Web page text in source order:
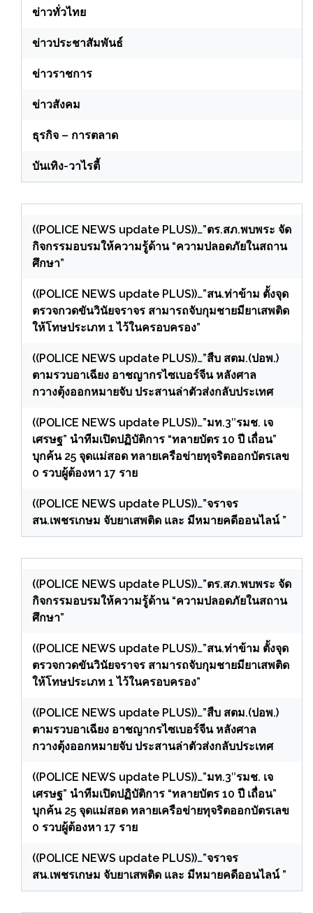
ข่าวทั่วไทย
ข่าวประชาสัมพันธ์
ข่าวราชการ
ข่าวสังคม
ธุรกิจ – การตลาด
บันเทิง-วาไรตี้
((POLICE NEWS update PLUS))…”ตร.สภ.พบพระ จัด
กิจกรรมอบรมให้ความรู้ด้าน “ความปลอดภัยในสถาน
ศึกษา”
((POLICE NEWS update PLUS))…”สน.ท่าข้าม ตั้งจุด
ตรวจกวดขันวินัยจราจร สามารถจับกุมชายมียาเสพติด
ให้โทษประเภท 1 ไว้ในครอบครอง”
((POLICE NEWS update PLUS))…”สืบ สตม.(ปอพ.)
ตามรวบอาเฉียง อาชญากรไซเบอร์จีน หลังศาล
กวางตุ้งออกหมายจับ ประสานล่าตัวส่งกลับประเทศ
((POLICE NEWS update PLUS))…”มท.3″รมช. เจ
เศรษฐ” นำทีมเปิดปฏิบัติการ “ทลายบัตร 10 ปี เถื่อน”
บุกค้น 25 จุดแม่สอด ทลายเครือข่ายทุจริตออกบัตรเลข
0 รวบผู้ต้องหา 17 ราย
((POLICE NEWS update PLUS))…”จราจร
สน.เพชรเกษม จับยาเสพติด และ มีหมายคดีออนไลน์ ”
((POLICE NEWS update PLUS))…”ตร.สภ.พบพระ จัด
กิจกรรมอบรมให้ความรู้ด้าน “ความปลอดภัยในสถาน
ศึกษา”
((POLICE NEWS update PLUS))…”สน.ท่าข้าม ตั้งจุด
ตรวจกวดขันวินัยจราจร สามารถจับกุมชายมียาเสพติด
ให้โทษประเภท 1 ไว้ในครอบครอง”
((POLICE NEWS update PLUS))…”สืบ สตม.(ปอพ.)
ตามรวบอาเฉียง อาชญากรไซเบอร์จีน หลังศาล
กวางตุ้งออกหมายจับ ประสานล่าตัวส่งกลับประเทศ
((POLICE NEWS update PLUS))…”มท.3″รมช. เจ
เศรษฐ” นำทีมเปิดปฏิบัติการ “ทลายบัตร 10 ปี เถื่อน”
บุกค้น 25 จุดแม่สอด ทลายเครือข่ายทุจริตออกบัตรเลข
0 รวบผู้ต้องหา 17 ราย
((POLICE NEWS update PLUS))…”จราจร
สน.เพชรเกษม จับยาเสพติด และ มีหมายคดีออนไลน์ ”